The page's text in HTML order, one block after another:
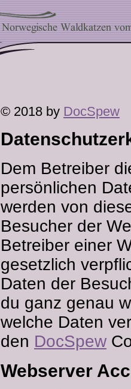
© 2018 by DocSpew
Dem Betreiber
persönlichen
werden von
Besucher der
Betreiber einer
gesetzlich
Daten der
du ganz genau
welche Daten
den DocSpew
Webserver